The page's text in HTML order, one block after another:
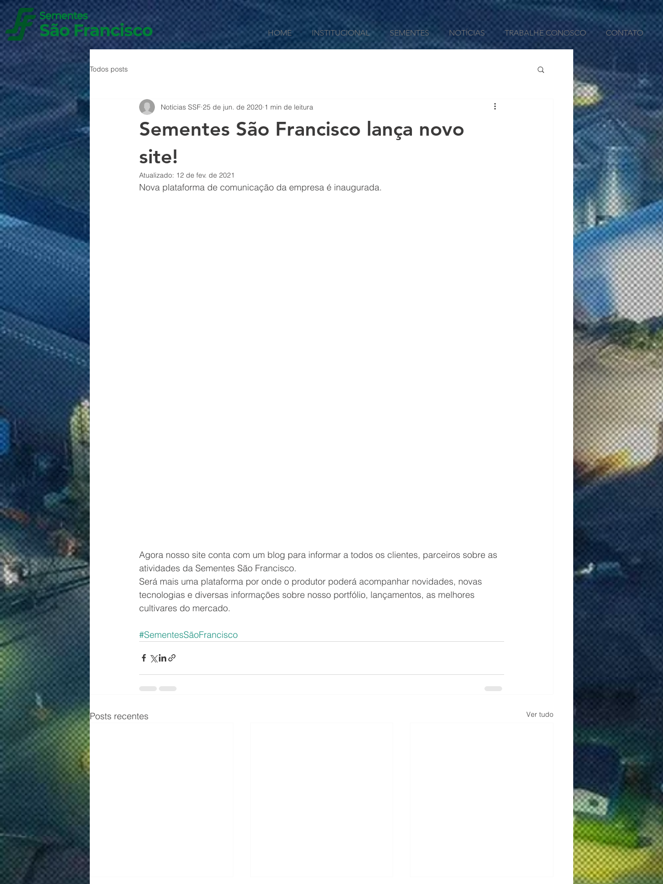
HOME INSTITUCIONAL SEMENTES NOTÍCIAS TRABALHE CONOSCO CONTATO
Todos posts
Sementes São Francisco lança novo
site!
Notícias SSF 25 de jun. de 2020 1 min de leitura
Atualizado: 12 de fev. de 2021
Nova plataforma de comunicação da empresa é inaugurada.
Agora nosso site conta com um blog para informar a todos os clientes, parceiros sobre as
atividades da Sementes São Francisco.
Será mais uma plataforma por onde o produtor poderá acompanhar novidades, novas
tecnologias e diversas informações sobre nosso portfólio, lançamentos, as melhores
cultivares do mercado.
#SementesSãoFrancisco
Posts recentes Ver tudo